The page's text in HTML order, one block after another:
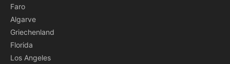
Faro
Algarve
Griechenland
Florida
Los Angeles